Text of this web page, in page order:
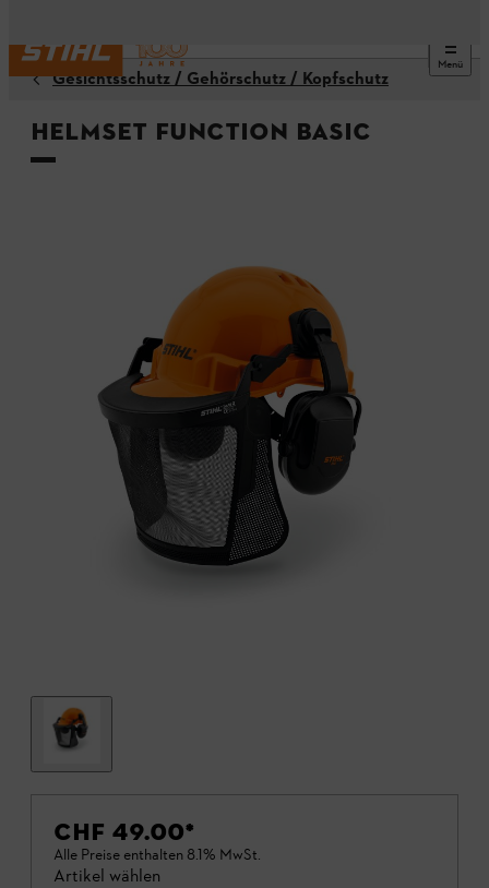
Menü
Gesichtsschutz / Gehörschutz / Kopfschutz
Helmset FUNCTION Basic
CHF 49.00*
Alle Preise enthalten 8.1% MwSt.
Artikel wählen